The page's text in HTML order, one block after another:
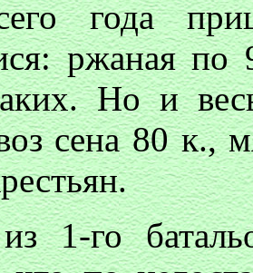
года
ржаная
Но и
сена 80 к.,
1-го